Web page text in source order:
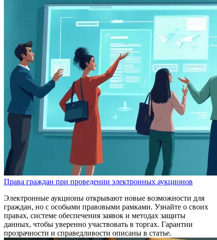
Права граждан при проведении электронных аукционов
Электронные аукционы открывают новые возможности для
граждан, но с особыми правовыми рамками. Узнайте о своих
правах, системе обеспечения заявок и методах защиты
данных, чтобы уверенно участвовать в торгах. Гарантии
прозрачности и справедливости описаны в статье.